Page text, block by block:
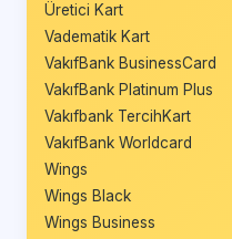
Üretici Kart
Vadematik Kart
VakıfBank BusinessCard
VakıfBank Platinum Plus
Vakıfbank TercihKart
VakıfBank Worldcard
Wings
Wings Black
Wings Business